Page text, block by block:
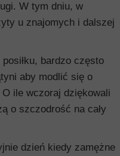
W tym dniu, w
u znajomych i dalszej
bardzo często
aby modlić się o
ile wczoraj dziękowali
o szczodrość na cały
dzień kiedy zamężne